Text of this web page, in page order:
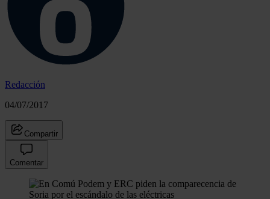
Redacción
04/07/2017
Compartir
Comentar